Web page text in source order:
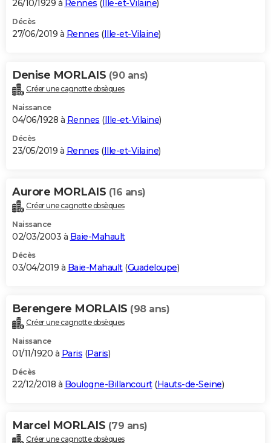
26/10/1929 à Rennes ( Ille-et-Vilaine)
Décès
27/06/2019 à Rennes (Ille-et-Vilaine)
Denise MORLAIS (90 ans)
Créer une cagnotte obsèques
Naissance
04/06/1928 à Rennes (Ille-et-Vilaine)
Décès
23/05/2019 à Rennes (Ille-et-Vilaine)
Aurore MORLAIS (16 ans)
Créer une cagnotte obsèques
Naissance
02/03/2003 à Baie-Mahault
Décès
03/04/2019 à Baie-Mahault(Guadeloupe)
Berengere MORLAIS (98 ans)
Créer une cagnotte obsèques
Naissance
01/11/1920 à Paris (Paris)
Décès
22/12/2018 à Boulogne-Billancourt(Hauts-de-Seine)
Marcel MORLAIS (79 ans)
Créer une cagnotte obsèques